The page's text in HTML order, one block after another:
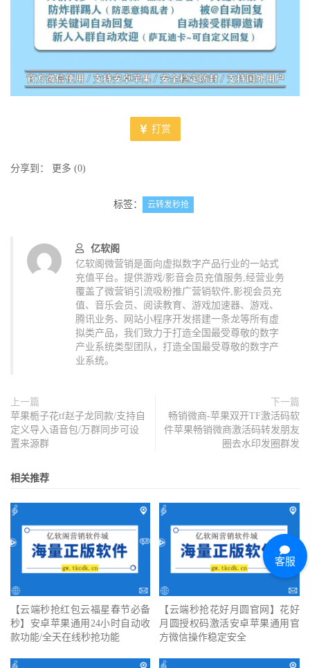
打赏
分享到： 更多 (0)
标签： 云转发秒抢
亿软阁
亿软阁微营销是面向虚拟数字产品行业的一站式
充值平台。提供游戏/影音会员充值服务,经营业务
覆盖了微营销引流吸粉推广营销软件,影视会员充
值、音乐会员、阅读教育、游戏加速器、游戏、
腾讯业务、网站小程序开发搭建一条龙等所有虚
拟类产品，我们致力于打造全国最受尊敬的数字
产业系统类型团队，打造全国最受尊敬的数字产
业系统。
上一篇
苹果栀子花tf赵子龙同款/支持自
定义导入语音包/万群同步可设
置来源群
下一篇
畅销微商-苹果双开TF激活码软
件苹果畅销微商激活码转发朋友
圈去水印发圈群发
相关推荐
【云端秒抢红包云福星春节必备
秒】安卓苹果通用24小时自动收
款功能/全天在线秒抢功能
【云端秒抢花好月圆官网】花好
月圆授权码激活安卓苹果通用官
方微信操作稳定安全
客服